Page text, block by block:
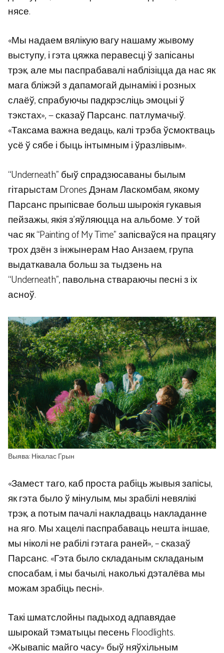
нясе.
«Мы надаем вялікую вагу нашаму жывому
выступу, і гэта цяжка перавесці ў запісаны
трэк, але мы паспрабавалі наблізіцца да нас як
мага бліжэй з дапамогай дынамікі і розных
слаёў, спрабуючы падкрэсліць эмоцыі ў
тэкстах», — сказаў Парсанс. патлумачыў.
«Таксама важна ведаць, калі трэба ўсмоктваць
усё ў сябе і быць інтымным і ўразлівым».
“Underneath” быў спрадзюсаваны былым
гітарыстам Drones Дэнам Ласкомбам, якому
Парсанс прыпісвае больш шырокія гукавыя
пейзажы, якія з’яўляюцца на альбоме. У той
час як “Painting of My Time” запісваўся на працягу
трох дзён з інжынерам Нао Анзаем, група
выдаткавала больш за тыдзень на
“Underneath”, павольна ствараючы песні з іх
асноў.
Выява: Нікалас Грын
«Замест таго, каб проста рабіць жывыя запісы,
як гэта было ў мінулым, мы зрабілі невялікі
трэк, а потым пачалі накладваць накладанне
на яго. Мы хацелі паспрабаваць нешта іншае,
мы ніколі не рабілі гэтага раней», – сказаў
Парсанс. «Гэта было складаным складаным
спосабам, і мы бачылі, наколькі дэталёва мы
можам зрабіць песні».
Такі шматслойны падыход адпавядае
шырокай тэматыцы песень Floodlights.
«Жывапіс майго часу» быў няўхільным